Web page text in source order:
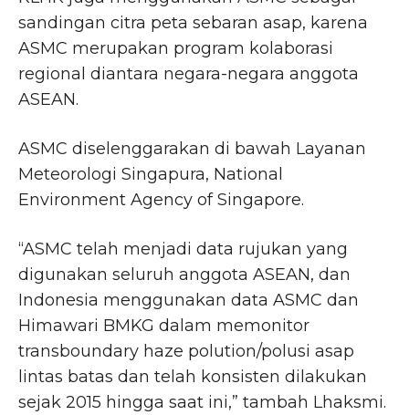
sandingan citra peta sebaran asap, karena
ASMC merupakan program kolaborasi
regional diantara negara-negara anggota
ASEAN.
ASMC diselenggarakan di bawah Layanan
Meteorologi Singapura, National
Environment Agency of Singapore.
“ASMC telah menjadi data rujukan yang
digunakan seluruh anggota ASEAN, dan
Indonesia menggunakan data ASMC dan
Himawari BMKG dalam memonitor
transboundary haze polution/polusi asap
lintas batas dan telah konsisten dilakukan
sejak 2015 hingga saat ini,” tambah Lhaksmi.